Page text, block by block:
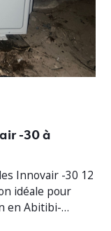
-30 à
Innovair -30 12
idéale pour
en Abitibi-